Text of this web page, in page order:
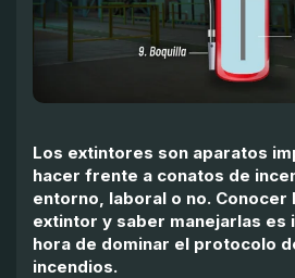
Los extintores son aparatos
hacer frente a conatos de
entorno, laboral o no. Conocer
extintor y saber manejarlas es
hora de dominar el protocolo
incendios.